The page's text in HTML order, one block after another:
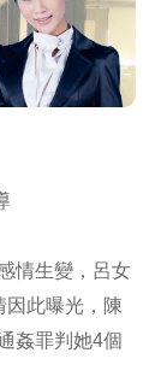
情生變，呂女
因此曝光，陳
姦罪判她4個